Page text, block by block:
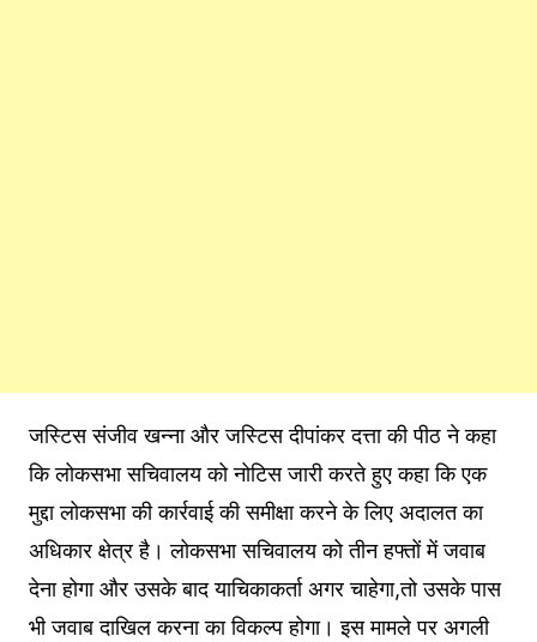
जस्टिस संजीव खन्ना और जस्टिस दीपांकर दत्ता की पीठ ने कहा
कि लोकसभा सचिवालय को नोटिस जारी करते हुए कहा कि एक
मुद्दा लोकसभा की कार्रवाई की समीक्षा करने के लिए अदालत का
अधिकार क्षेत्र है। लोकसभा सचिवालय को तीन हफ्तों में जवाब
देना होगा और उसके बाद याचिकाकर्ता अगर चाहेगा,तो उसके पास
भी जवाब दाखिल करना का विकल्प होगा। इस मामले पर अगली